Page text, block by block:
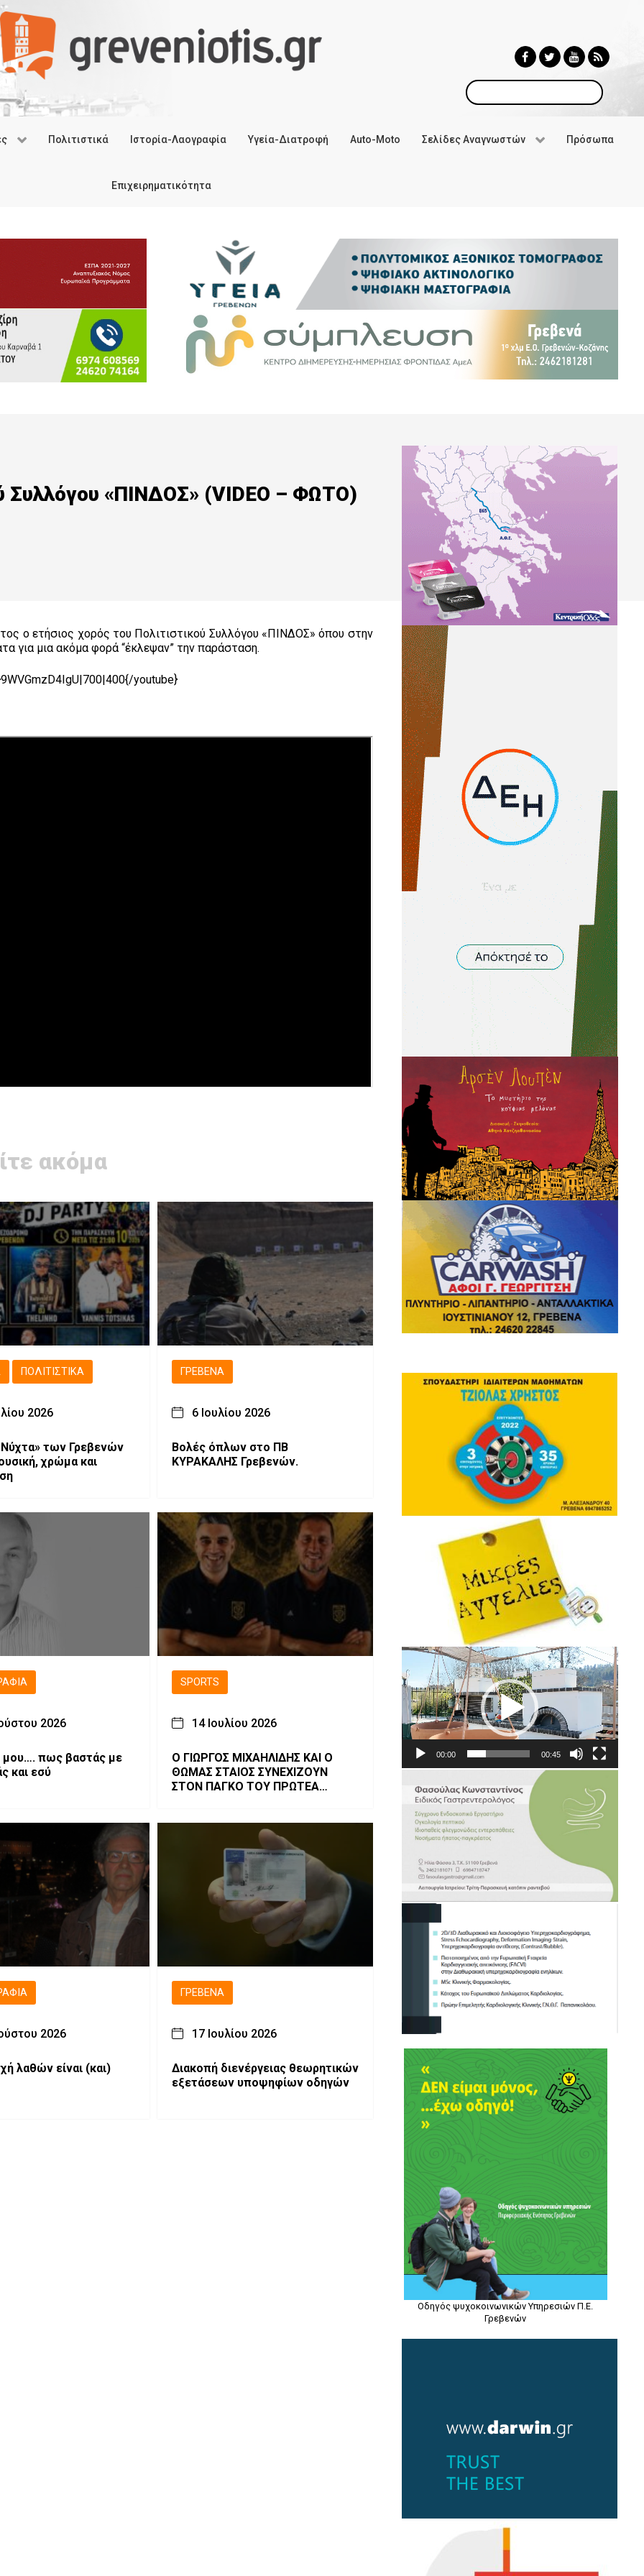
Αναζήτηση
Πολιτιστικά Ιστορία-Λαογραφία Υγεία-Διατροφή Auto-Moto Σελίδες Αναγνωστών Πρόσωπα
Επιχειρηματικότητα
Συλλόγου «ΠΙΝΔΟΣ» (VIDEO – ΦΩΤΟ)
ο ετήσιος χορός του Πολιτιστικού Συλλόγου «ΠΙΝΔΟΣ» όπου στην
για μια ακόμα φορά “έκλεψαν” την παράσταση.
youtube}
ακόμα
ΠΟΛΙΤΙΣΤΙΚΆ
2026
των Γρεβενών
χρώμα και
ΓΡΕΒΕΝΆ
6 Ιουλίου 2026
Βολές όπλων στο ΠΒ
ΚΥΡΑΚΑΛΗΣ Γρεβενών.
2026
μου…. πως βαστάς με
και εσύ
SPORTS
14 Ιουλίου 2026
Ο ΓΙΩΡΓΟΣ ΜΙΧΑΗΛΙΔΗΣ ΚΑΙ Ο
ΘΩΜΑΣ ΣΤΑΙΟΣ ΣΥΝΕΧΙΖΟΥΝ
ΣΤΟΝ ΠΑΓΚΟ ΤΟΥ ΠΡΩΤΕΑ
2026
λαθών είναι (και)
ΓΡΕΒΕΝΆ
17 Ιουλίου 2026
Διακοπή διενέργειας θεωρητικών
εξετάσεων υποψηφίων οδηγών
Πρόγραμμα
Αναπαραγωγής
Βίντεο
00:00 00:45
Οδηγός ψυχοκοινωνικών Υπηρεσιών Π.Ε.
Γρεβενών